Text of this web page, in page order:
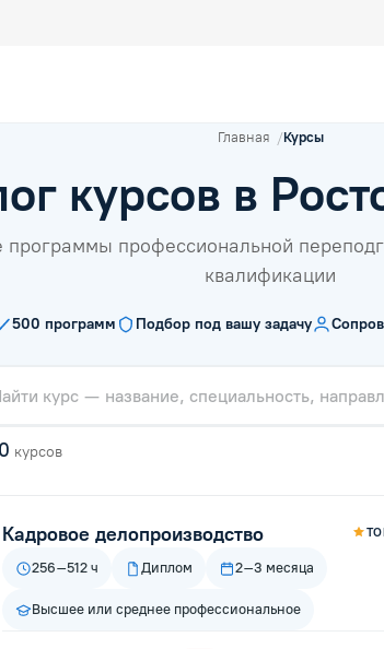
Главная Курсы
курсов в
программы профессиональной
квалификации
500 программ Подбор под вашу задачу
курсов
Кадровое делопроизводство
256–512 ч Диплом 2–3 месяца
Высшее или среднее профессиональное